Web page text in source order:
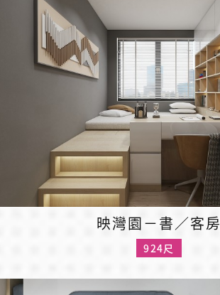
映灣園－書／客房
924尺